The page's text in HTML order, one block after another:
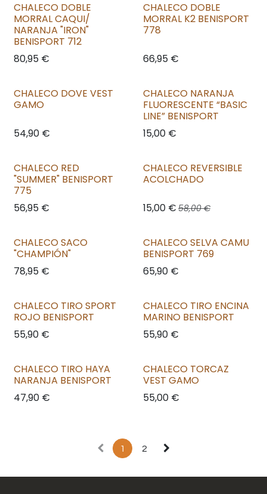
CHALECO DOBLE
MORRAL CAQUI/
NARANJA "IRON"
BENISPORT 712
80,95 €
CHALECO DOBLE
MORRAL K2 BENISPORT
778
66,95€
CHALECO DOVE VEST
GAMO
54,90 €
CHALECO NARANJA
FLUORESCENTE “BASIC
LINE” BENISPORT
15,00€
CHALECO RED
"SUMMER" BENISPORT
775
56,95 €
CHALECO REVERSIBLE
ACOLCHADO
15,00€ 58,00€
CHALECO SACO
"CHAMPIÓN"
78,95 €
CHALECO SELVA CAMU
BENISPORT 769
65,90€
CHALECO TIRO SPORT
ROJO BENISPORT
55,90 €
CHALECO TIRO ENCINA
MARINO BENISPORT
55,90€
CHALECO TIRO HAYA
NARANJA BENISPORT
47,90 €
CHALECO TORCAZ
VEST GAMO
55,00€
1 2